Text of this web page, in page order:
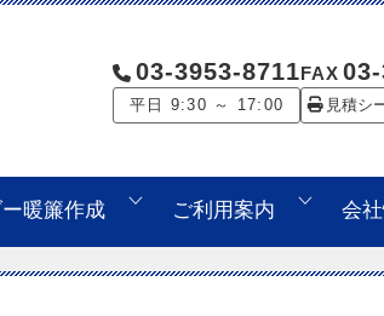
03-3953-8711
平日 9:30 ～ 17:00
FAX
見積シ
暖簾作成 ご利用案内 会